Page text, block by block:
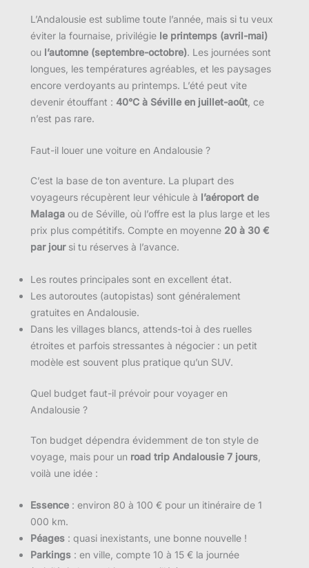
L’Andalousie est sublime toute l’année, mais si tu veux
éviter la fournaise, privilégie le printemps (avril-mai)
ou l’automne (septembre-octobre). Les journées sont
longues, les températures agréables, et les paysages
encore verdoyants au printemps. L’été peut vite
devenir étouffant : 40°C à Séville en juillet-août , ce
n’est pas rare.
Faut-il louer une voiture en Andalousie ?
C’est la base de ton aventure. La plupart des
voyageurs récupèrent leur véhicule à l’aéroport de
Malaga ou de Séville, où l’offre est la plus large et les
prix plus compétitifs. Compte en moyenne 20 à 30 €
par joursi tu réserves à l’avance.
Les routes principales sont en excellent état.
Les autoroutes (autopistas) sont généralement
gratuites en Andalousie.
Dans les villages blancs, attends-toi à des ruelles
étroites et parfois stressantes à négocier : un petit
modèle est souvent plus pratique qu’un SUV.
Quel budget faut-il prévoir pour voyager en
Andalousie ?
Ton budget dépendra évidemment de ton style de
voyage, mais pour un road trip Andalousie 7 jours
voilà une idée :
Essence : environ 80 à 100 € pour un itinéraire de 1
000 km.
Péages : quasi inexistants, une bonne nouvelle !
Parkings : en ville, compte 10 à 15 € la journée